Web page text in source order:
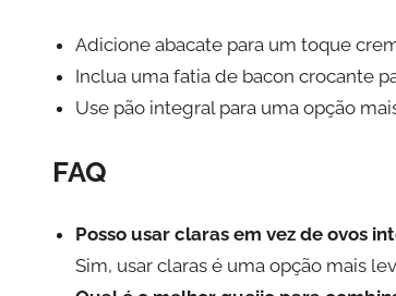
Adicione abacate para um toque
Inclua uma fatia de bacon crocante
Use pão integral para uma opção
FAQ
Posso usar claras em vez de ovos
Sim, usar claras é uma opção mais